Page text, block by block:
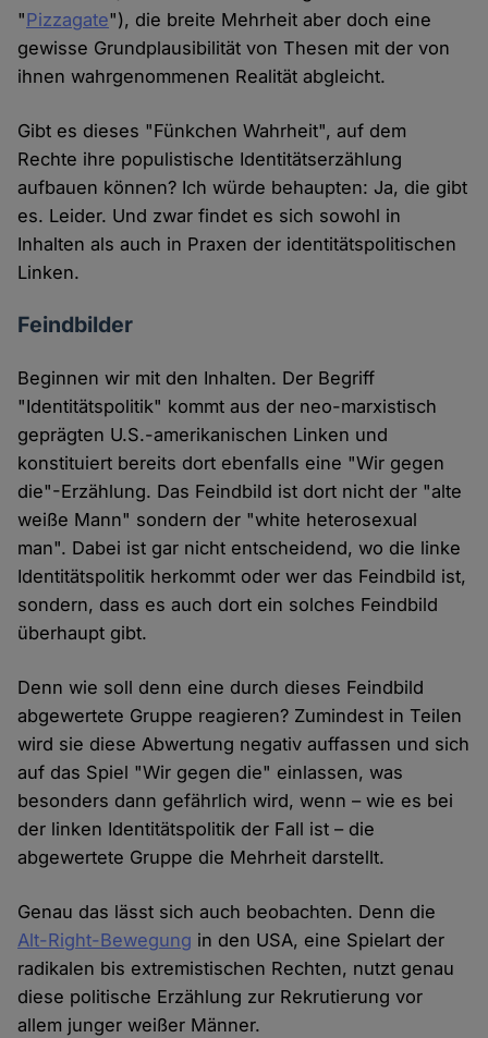
"Pizzagate"), die breite Mehrheit aber doch eine
gewisse Grundplausibilität von Thesen mit der von
ihnen wahrgenommenen Realität abgleicht.
Gibt es dieses "Fünkchen Wahrheit", auf dem
Rechte ihre populistische Identitätserzählung
aufbauen können? Ich würde behaupten: Ja, die gibt
es. Leider. Und zwar findet es sich sowohl in
Inhalten als auch in Praxen der identitätspolitischen
Linken.
Feindbilder
Beginnen wir mit den Inhalten. Der Begriff
"Identitätspolitik" kommt aus der neo-marxistisch
geprägten U.S.-amerikanischen Linken und
konstituiert bereits dort ebenfalls eine "Wir gegen
die"-Erzählung. Das Feindbild ist dort nicht der "alte
weiße Mann" sondern der "white heterosexual
man". Dabei ist gar nicht entscheidend, wo die linke
Identitätspolitik herkommt oder wer das Feindbild ist,
sondern, dass es auch dort ein solches Feindbild
überhaupt gibt.
Denn wie soll denn eine durch dieses Feindbild
abgewertete Gruppe reagieren? Zumindest in Teilen
wird sie diese Abwertung negativ auffassen und sich
auf das Spiel "Wir gegen die" einlassen, was
besonders dann gefährlich wird, wenn – wie es bei
der linken Identitätspolitik der Fall ist – die
abgewertete Gruppe die Mehrheit darstellt.
Genau das lässt sich auch beobachten. Denn die
Alt-Right-Bewegung in den USA, eine Spielart der
radikalen bis extremistischen Rechten, nutzt genau
diese politische Erzählung zur Rekrutierung vor
allem junger weißer Männer.